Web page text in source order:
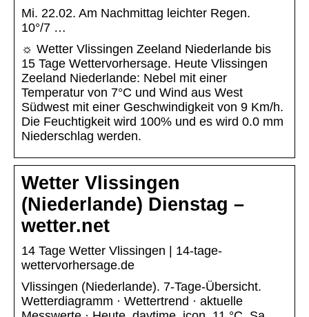
Mi. 22.02. Am Nachmittag leichter Regen.
10°/7 …
☼ Wetter Vlissingen Zeeland Niederlande bis
15 Tage Wettervorhersage. Heute Vlissingen
Zeeland Niederlande: Nebel mit einer
Temperatur von 7°C und Wind aus West
Südwest mit einer Geschwindigkeit von 9 Km/h.
Die Feuchtigkeit wird 100% und es wird 0.0 mm
Niederschlag werden.
Wetter Vlissingen
(Niederlande) Dienstag –
wetter.net
14 Tage Wetter Vlissingen | 14-tage-
wettervorhersage.de
Vlissingen (Niederlande). 7-Tage-Übersicht.
Wetterdiagramm · Wettertrend · aktuelle